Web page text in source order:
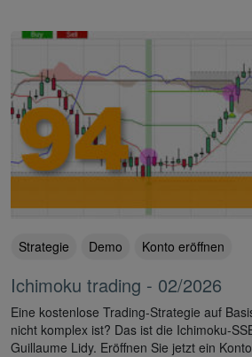
Strategie Demo Konto eröffnen
Ichimoku trading - 02/2026
Eine kostenlose Trading-Strategie auf
nicht komplex ist? Das ist die Ichimoku-
Guillaume Lidy. Eröffnen Sie jetzt ein